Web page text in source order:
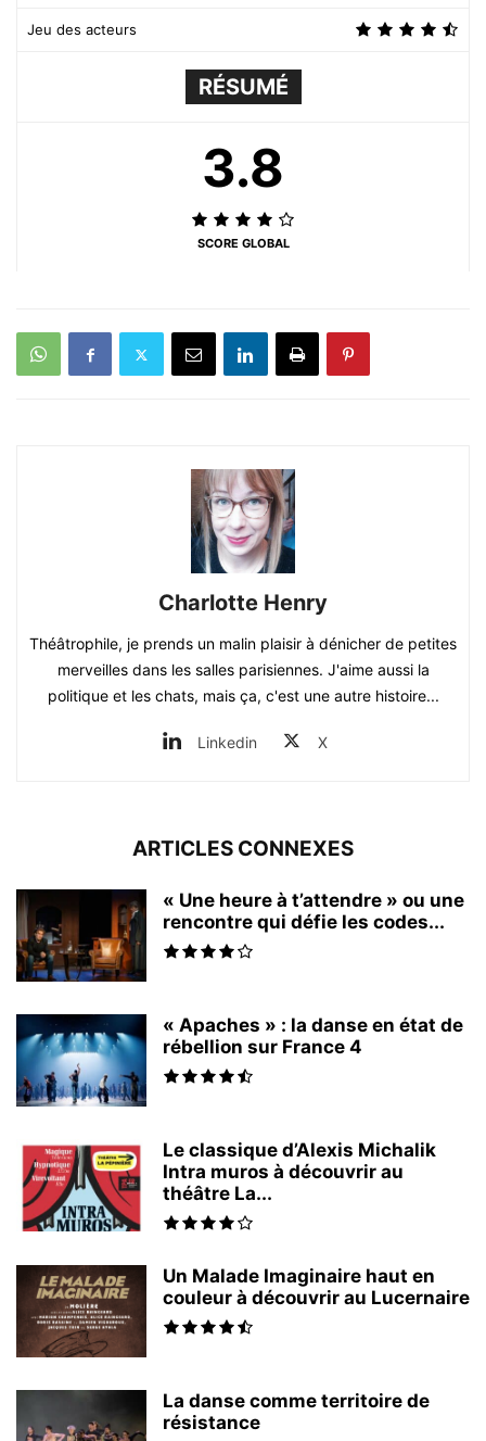
Jeu des acteurs
RÉSUMÉ
3.8
SCORE GLOBAL
Charlotte Henry
Théâtrophile, je prends un malin plaisir à dénicher de petites
merveilles dans les salles parisiennes. J'aime aussi la
politique et les chats, mais ça, c'est une autre histoire...
Linkedin X
ARTICLES CONNEXES
« Une heure à t’attendre » ou une
rencontre qui défie les codes...
« Apaches » : la danse en état de
rébellion sur France 4
Le classique d’Alexis Michalik
Intra muros à découvrir au
théâtre La...
Un Malade Imaginaire haut en
couleur à découvrir au Lucernaire
La danse comme territoire de
résistance